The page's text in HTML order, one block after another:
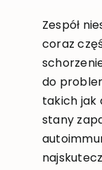
Zespół
coraz
do
takich jak
stany